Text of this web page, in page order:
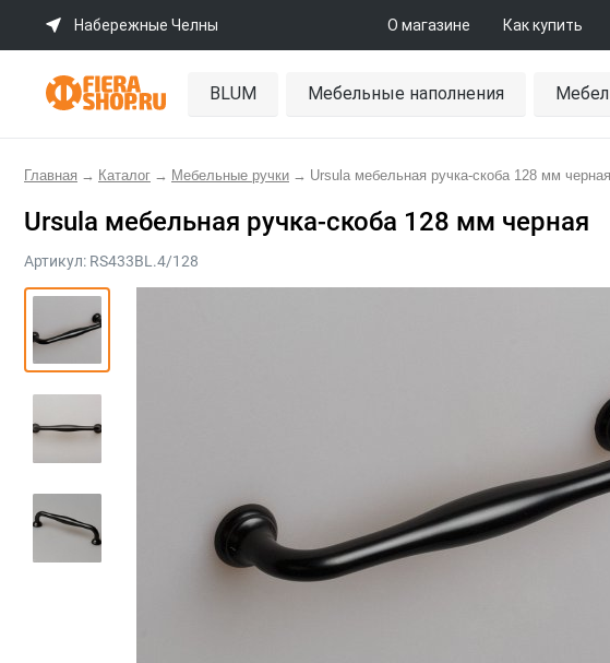
Набережные Челны О магазине Как купить
BLUM Мебельные наполнения
Главная → Каталог → Мебельные ручки → Ursula мебельная ручка-скоба 128 мм черная
Ursula мебельная ручка-скоба 128 мм черная
Артикул: RS433BL.4/128